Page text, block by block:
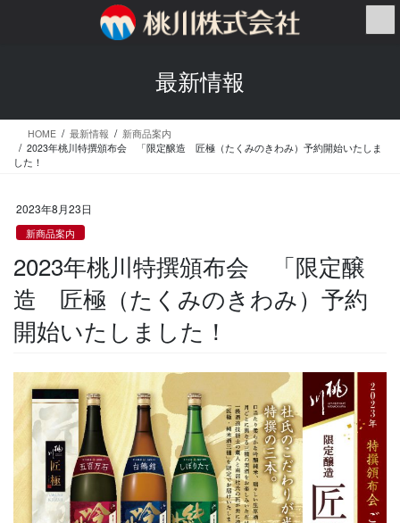
ス
ン
最新情報
HOME 最新情報
新商品案内
2023年桃川特撰頒布会 「限定醸造 匠極（たくみのきわみ）予約開始いたしま
した！
2023年8月23日
新商品案内
2023年桃川特撰頒布会 「限定醸
造 匠極（たくみのきわみ）予約
開始いたしました！